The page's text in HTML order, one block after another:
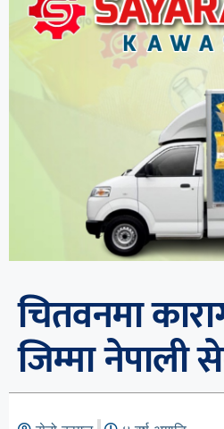
चितवनमा
जिम्मा नेपाली